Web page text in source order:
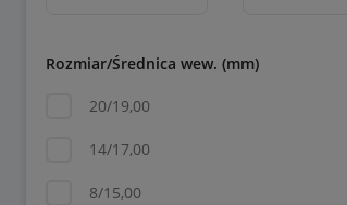
Rozmiar/Średnica wew. (mm)
20/19,00
14/17,00
8/15,00